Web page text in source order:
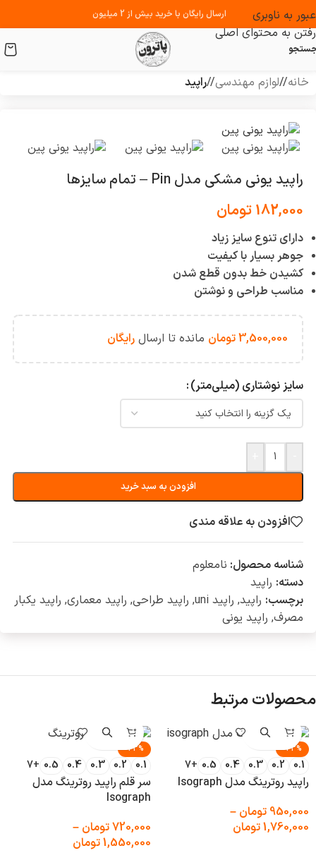
عبور به ناوبری
رفتن به محتوای اصلی
ارسال رایگان با خرید بیش از 2 میلیون
خانه/ لوازم مهندسی/ راپید
راپید یونی مشکی مدل Pin – تمام سایزها
182,000تومان
دارای تنوع سایز زیاد
جوهر بسیار با کیفیت
کشیدن خط بدون قطع شدن
مناسب طراحی و نوشتن
3,500,000تومان مانده تا ارسال رایگان
سایز نوشتاری (میلی‌متر)
افزودن به سبد خرید
افزودن به علاقه مندی
شناسه محصول: نامعلوم
دسته: راپید
برچسب: راپید, راپید uni , راپید طراحی, راپید معماری, راپید یکبار
مصرف, راپید یونی
محصولات مرتبط
-43%
0.1
0.2
0.3
0.4
0.5
+7
راپید روترینگ مدل Isograph
950,000 تومان –
1,760,000تومان
-43%
0.1
0.2
0.3
0.4
0.5
+7
سر قلم راپید روترینگ مدل
Isograph
720,000تومان –
1,550,000تومان